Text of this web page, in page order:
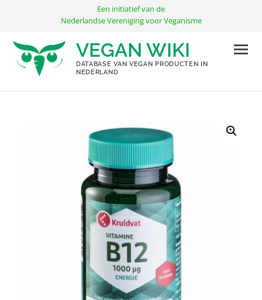
inhoud
Een initiatief van de
Nederlandse Vereniging voor Veganisme
VEGAN WIKI
DATABASE VAN VEGAN PRODUCTEN IN
NEDERLAND